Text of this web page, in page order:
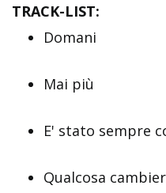
TRACK-LIST:
Domani
Mai più
E' stato sempre
Qualcosa